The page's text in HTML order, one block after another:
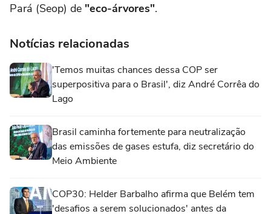
Pará (Seop) de "eco-árvores".
Notícias relacionadas
'Temos muitas chances dessa COP ser
superpositiva para o Brasil', diz André Corrêa do
Lago
Brasil caminha fortemente para neutralização
das emissões de gases estufa, diz secretário do
Meio Ambiente
COP30: Helder Barbalho afirma que Belém tem
'desafios a serem solucionados' antes da